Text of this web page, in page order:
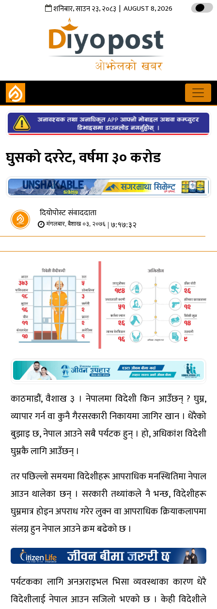
शनिबार,साउन२३,२०८३ | AUGUST 8, 2026
घुसको दररेट, वर्षमा ३० करोड
दियोपोस्ट संवाददाता
मंगलबार, बैशाख ०३, २०७६ | ७:१७:३२
काठमाडौं, वैशाख ३ । नेपालमा विदेशी किन आउँछन् ? घुम्न,
व्यापार गर्न वा कुनै गैरसरकारी निकायमा जागिर खान । धेरैको
बुझाइ छ, नेपाल आउने सबै पर्यटक हुन् । हो, अधिकांश विदेशी
घुम्नकै लागि आउँछन् ।
तर पछिल्लो समयमा विदेशीहरू आपराधिक मनस्थितिमा नेपाल
आउन थालेका छन् । सरकारी तथ्यांकले नै भन्छ, विदेशीहरू
घुम्नमात्र होइन अपराध गरेर लुक्न वा आपराधिक क्रियाकलापमा
संलग्न हुन नेपाल आउने क्रम बढेको छ ।
पर्यटकका लागि अनअराइभल भिसा व्यवस्थाका कारण धेरै
विदेशीलाई नेपाल आउन सजिलो भएको छ । केही विदेशीले